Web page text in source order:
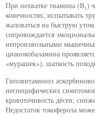
При нехватке тиамина (В₁)
конечностях, испытывать
жаловаться на быструю
сопровождается
непроизвольными
цианокобаламина
«мурашек»), шаткость
Гиповитаминоз
неспецифических
кровоточивость дёсен,
Недостаток токоферола